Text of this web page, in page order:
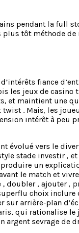
pendant la full
tôt méthode de
fiance
les jeux de casino
et maintient une
. Mais, les
intérêt à peu
évolué vers le
stade investir , et
un
le match et
doubler , ajouter ,
choix inclure
arrière-plan
qui rationalise
argent sevrage de